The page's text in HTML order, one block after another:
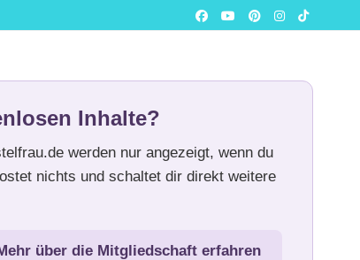
Inhalte?
werden nur angezeigt, wenn du
nichts und schaltet dir direkt weitere
über die Mitgliedschaft erfahren